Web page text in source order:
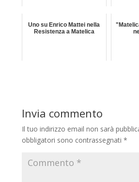
Uno su Enrico Mattei nella
Resistenza a Matelica
Invia commento
Il tuo indirizzo email non sarà
obbligatori sono contrassegnati *